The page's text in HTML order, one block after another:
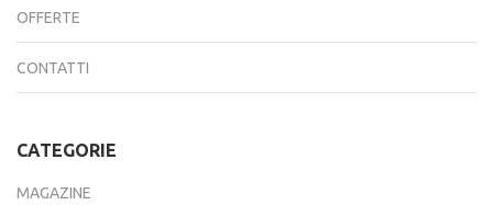
OFFERTE
CONTATTI
CATEGORIE
MAGAZINE